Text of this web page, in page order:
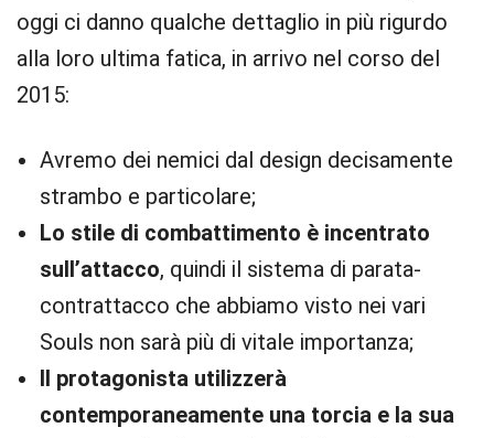
oggi ci danno qualche dettaglio in più rigurdo
alla loro ultima fatica, in arrivo nel corso del
2015:
Avremo dei nemici dal design decisamente
strambo e particolare;
Lo stile di combattimento è incentrato
sull’attacco, quindi il sistema di parata-
contrattacco che abbiamo visto nei vari
Souls non sarà più di vitale importanza;
Il protagonista utilizzerà
contemporaneamente una torcia e la sua